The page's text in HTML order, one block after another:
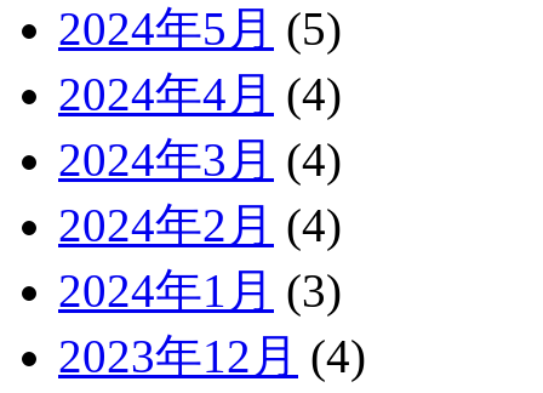
2024年5月 (5)
2024年4月 (4)
2024年3月 (4)
2024年2月 (4)
2024年1月 (3)
2023年12月 (4)